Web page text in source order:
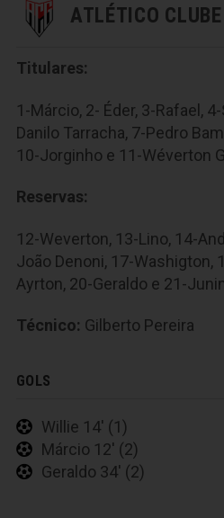
ATLÉTICO
Titulares:
1-Márcio, 2- Éder, 3-Rafael,
Danilo Tarracha, 7-Pedro
10-Jorginho e 11-Wéverton
Reservas:
12-Weverton, 13-Lino, 14-
João Denoni, 17-Washigton,
Ayrton, 20-Geraldo e 21-
Técnico: Gilberto Pereira
GOLS
Willie 14' (1)
Márcio 12' (2)
Geraldo 34' (2)